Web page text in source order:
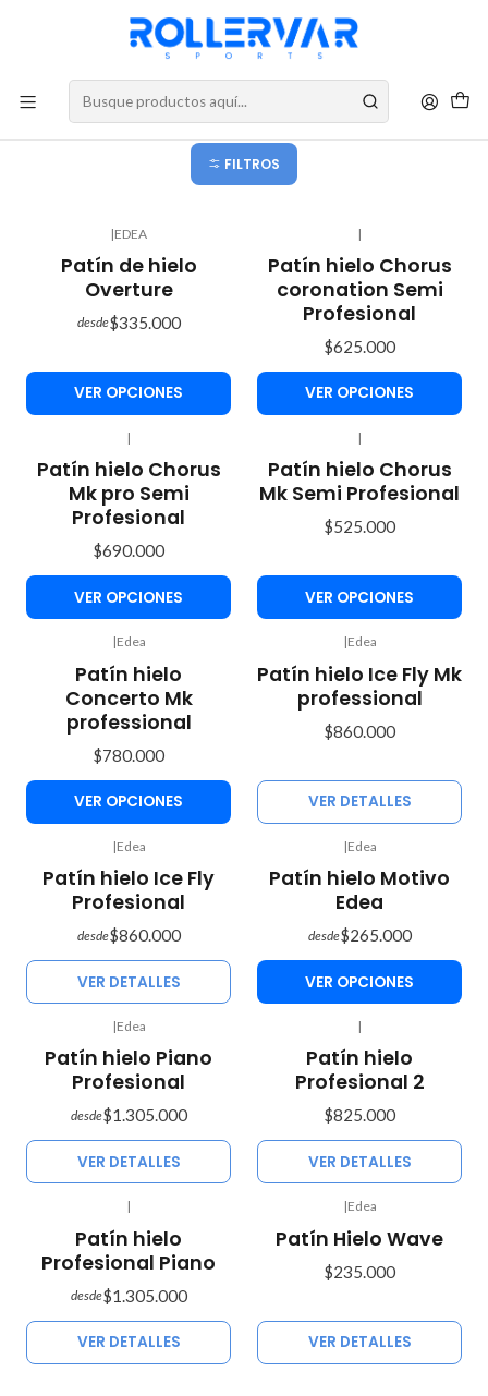
DESPACHOS A TODO CHILE
Patines Completos Sobre Hielo
FILTROS
|EDEA
Patín de hielo
Overture
desde$335.000
VER OPCIONES
|
Patín hielo Chorus
coronation Semi
Profesional
$625.000
VER OPCIONES
|
Patín hielo Chorus
Mk pro Semi
Profesional
$690.000
VER OPCIONES
|
Patín hielo Chorus
Mk Semi Profesional
$525.000
VER OPCIONES
|Edea
Patín hielo
Concerto Mk
professional
$780.000
VER OPCIONES
|Edea
Patín hielo Ice Fly Mk
professional
$860.000
VER DETALLES
|Edea
Patín hielo Ice Fly
Profesional
desde$860.000
VER DETALLES
|Edea
Patín hielo Motivo
Edea
desde$265.000
VER OPCIONES
|Edea
Patín hielo Piano
Profesional
desde$1.305.000
VER DETALLES
|
Patín hielo
Profesional 2
$825.000
VER DETALLES
|
Patín hielo
Profesional Piano
desde$1.305.000
VER DETALLES
|Edea
Patín Hielo Wave
$235.000
VER DETALLES